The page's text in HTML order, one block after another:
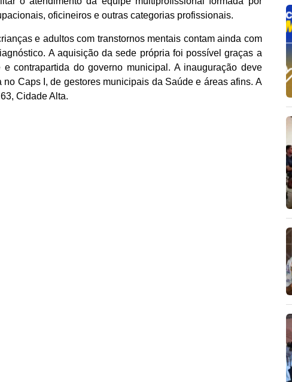
oficineiros e outras categorias profissionais.
e adultos com transtornos mentais contam ainda com
A aquisição da sede própria foi possível graças a
contrapartida do governo municipal. A inauguração deve
Caps I, de gestores municipais da Saúde e áreas afins. A
Cidade Alta.